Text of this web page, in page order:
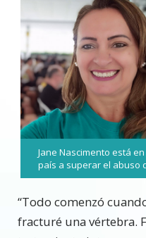
Jane Nascimento está
país a superar el abuso
“Todo comenzó
fracturé una vértebra.